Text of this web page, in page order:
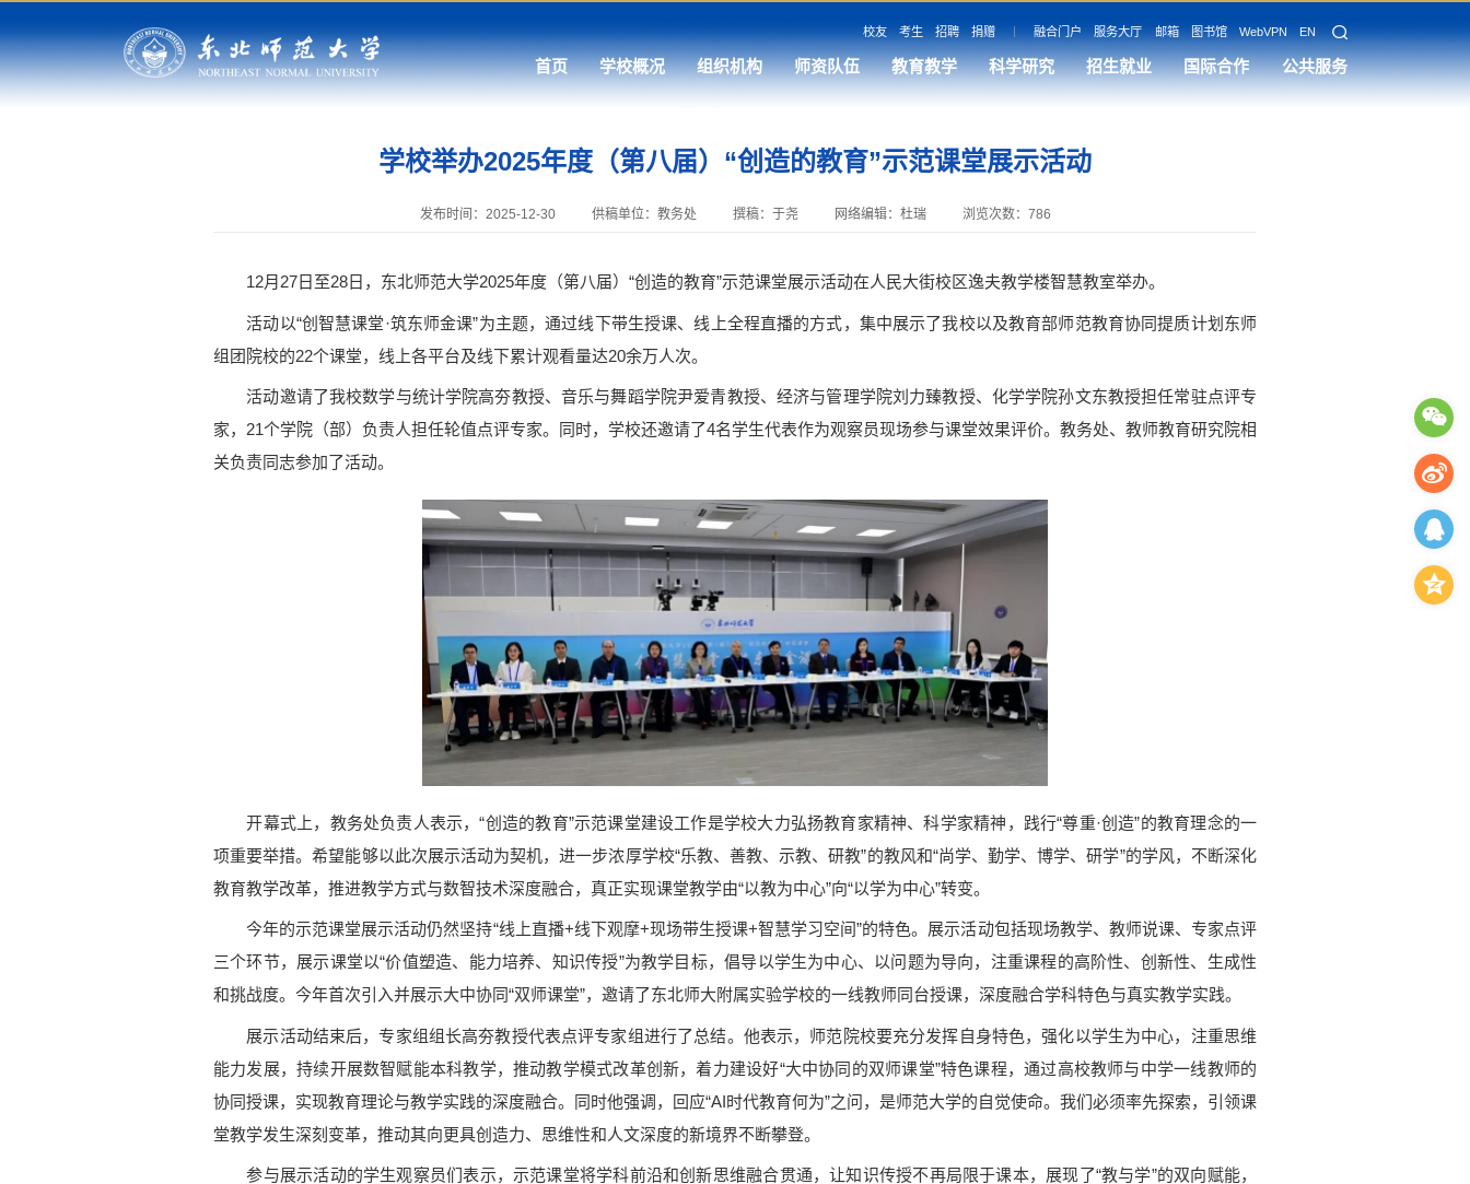
校友 考生 招聘 捐赠 融合门户 服务大厅 邮箱 图书馆 WebVPN EN
首页 学校概况 组织机构 师资队伍 教育教学 科学研究 招生就业 国际合作 公共服务
学校举办2025年度（第八届）“创造的教育”示范课堂展示活动
发布时间：2025-12-30 供稿单位：教务处 撰稿：于尧 网络编辑：杜瑞 浏览次数： 786
12月27日至28日，东北师范大学2025年度（第八届）“创造的教育”示范课堂展示活动在人民大街校区逸夫教学楼智慧教室举办。
活动以“创智慧课堂·筑东师金课”为主题，通过线下带生授课、线上全程直播的方式，集中展示了我校以及教育部师范教育协同提质计划东师
组团院校的22个课堂，线上各平台及线下累计观看量达20余万人次。
活动邀请了我校数学与统计学院高夯教授、音乐与舞蹈学院尹爱青教授、经济与管理学院刘力臻教授、化学学院孙文东教授担任常驻点评专
家，21个学院（部）负责人担任轮值点评专家。同时，学校还邀请了4名学生代表作为观察员现场参与课堂效果评价。教务处、教师教育研究院相
关负责同志参加了活动。
开幕式上，教务处负责人表示，“创造的教育”示范课堂建设工作是学校大力弘扬教育家精神、科学家精神，践行“尊重·创造”的教育理念的一
项重要举措。希望能够以此次展示活动为契机，进一步浓厚学校“乐教、善教、示教、研教”的教风和“尚学、勤学、博学、研学”的学风，不断深化
教育教学改革，推进教学方式与数智技术深度融合，真正实现课堂教学由“以教为中心”向“以学为中心”转变。
今年的示范课堂展示活动仍然坚持“线上直播+线下观摩+现场带生授课+智慧学习空间”的特色。展示活动包括现场教学、教师说课、专家点评
三个环节，展示课堂以“价值塑造、能力培养、知识传授”为教学目标，倡导以学生为中心、以问题为导向，注重课程的高阶性、创新性、生成性
和挑战度。今年首次引入并展示大中协同“双师课堂”，邀请了东北师大附属实验学校的一线教师同台授课，深度融合学科特色与真实教学实践。
展示活动结束后，专家组组长高夯教授代表点评专家组进行了总结。他表示，师范院校要充分发挥自身特色，强化以学生为中心，注重思维
能力发展，持续开展数智赋能本科教学，推动教学模式改革创新，着力建设好“大中协同的双师课堂”特色课程，通过高校教师与中学一线教师的
协同授课，实现教育理论与教学实践的深度融合。同时他强调，回应“AI时代教育何为”之问，是师范大学的自觉使命。我们必须率先探索，引领课
堂教学发生深刻变革，推动其向更具创造力、思维性和人文深度的新境界不断攀登。
参与展示活动的学生观察员们表示，示范课堂将学科前沿和创新思维融合贯通，让知识传授不再局限于课本，展现了“教与学”的双向赋能，